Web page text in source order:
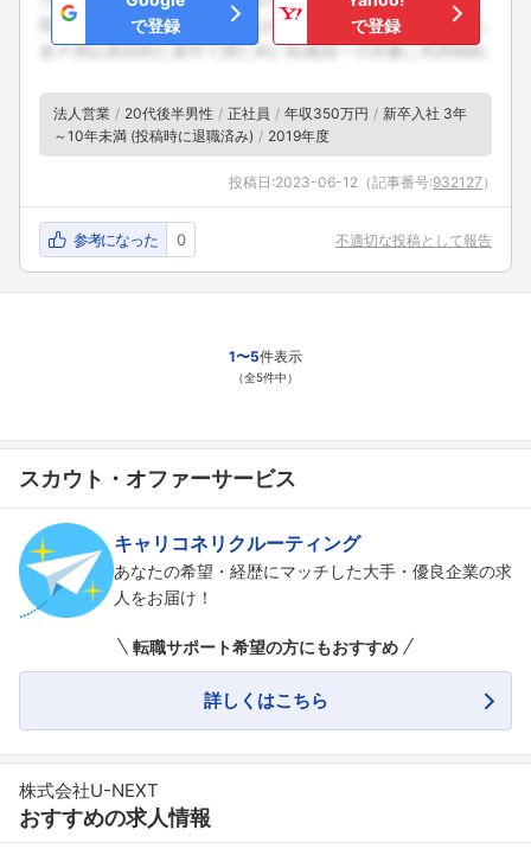
フォローしました
で登録
で登録
法人営業 20代後半男性 正社員 年収350万円
新卒入社 3年
～10年未満 (投稿時に退職済み)
2019年度
投稿日:2023-06-12 （記事番号:932127 ）
参考になった 0 不適切な投稿として報告
1〜5件表示
（全5件中）
スカウト・オファーサービス
キャリコネリクルーティング
あなたの希望・経歴にマッチした大手・優良企業の求
人をお届け！
転職サポート希望の方にもおすすめ
詳しくはこちら
株式会社U-NEXT
おすすめの求人情報